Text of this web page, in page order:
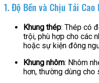
1. Độ Bền và Chịu Tải Cao
Khung thép: Thép có
trội, phù hợp cho các
hoặc sự kiện đông
Khung nhôm: Nhôm
hơn, thường dùng cho